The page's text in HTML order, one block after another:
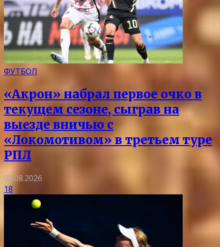
ФУТБОЛ
«Акрон» набрал первое очко в
текущем сезоне, сыграв на
выезде вничью с
«Локомотивом» в третьем туре
РПЛ
08.08.2026
18